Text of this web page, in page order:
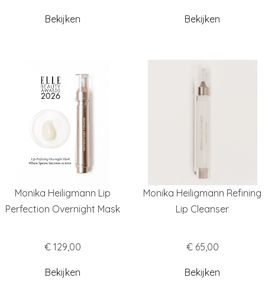
Bekijken Bekijken
Monika Heiligmann Lip
Perfection Overnight Mask
€ 129,00
Bekijken
Monika Heiligmann Refining
Lip Cleanser
€ 65,00
Bekijken